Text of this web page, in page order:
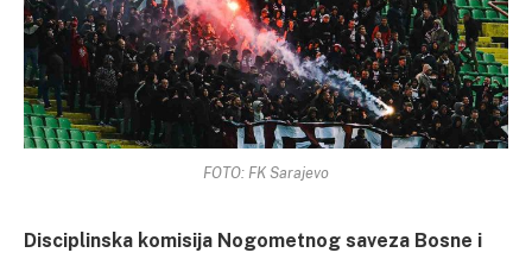
FOTO: FK Sarajevo
Disciplinska komisija Nogometnog saveza Bosne i